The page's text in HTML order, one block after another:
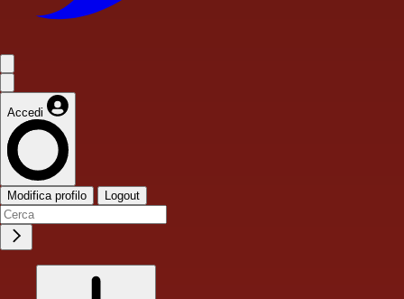
Accedi
Modifica profilo Logout